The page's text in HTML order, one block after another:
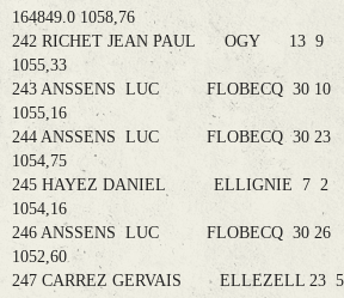
164849.0 1058,76
242 RICHET JEAN PAUL OGY 13 9 8
1055,33
243 ANSSENS LUC FLOBECQ 30 10
1055,16
244 ANSSENS LUC FLOBECQ 30 23
1054,75
245 HAYEZ DANIEL ELLIGNIE 7 2 2
1054,16
246 ANSSENS LUC FLOBECQ 30 26
1052,60
247 CARREZ GERVAIS ELLEZELL 23